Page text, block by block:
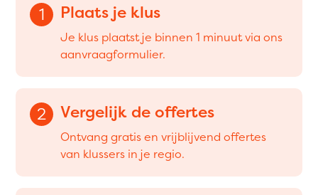
1 Plaats je klus
Je klus plaatst je binnen 1 minuut via ons
aanvraagformulier.
2 Vergelijk de offertes
Ontvang gratis en vrijblijvend offertes
van klussers in je regio.